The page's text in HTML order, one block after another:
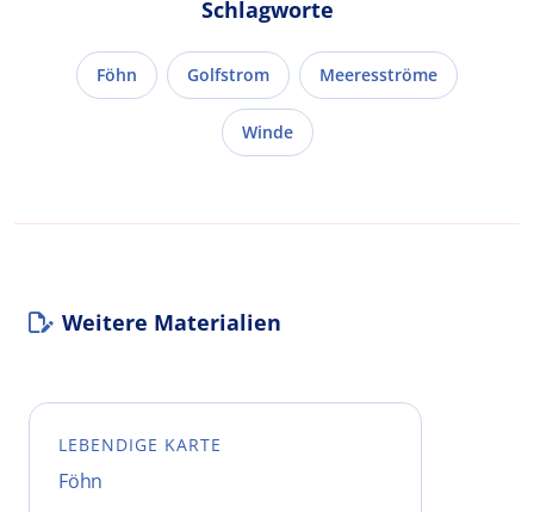
Schlagworte
Föhn Golfstrom Meeresströme
Winde
Weitere Materialien
LEBENDIGE KARTE
Föhn